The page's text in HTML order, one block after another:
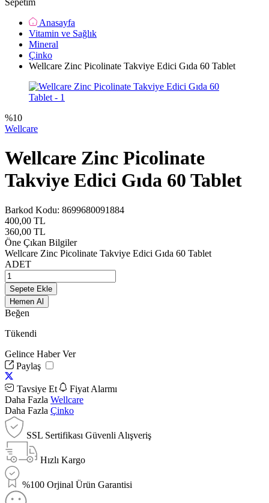
Sepetim
Anasayfa
Vitamin ve Sağlık
Mineral
Çinko
Wellcare Zinc Picolinate Takviye Edici Gıda 60 Tablet
%10
Wellcare
Wellcare Zinc Picolinate
Takviye Edici Gıda 60 Tablet
Barkod Kodu: 8699680091884
400,00 TL
360,00 TL
Öne Çıkan Bilgiler
Wellcare Zinc Picolinate Takviye Edici Gıda 60 Tablet
ADET
Sepete Ekle
Hemen Al
Beğen
Tükendi
Gelince Haber Ver
Paylaş
Tavsiye Et
Fiyat Alarmı
Daha Fazla Wellcare
Daha Fazla Çinko
SSL Sertifikası Güvenli Alışveriş
Hızlı Kargo
%100 Orjinal Ürün Garantisi